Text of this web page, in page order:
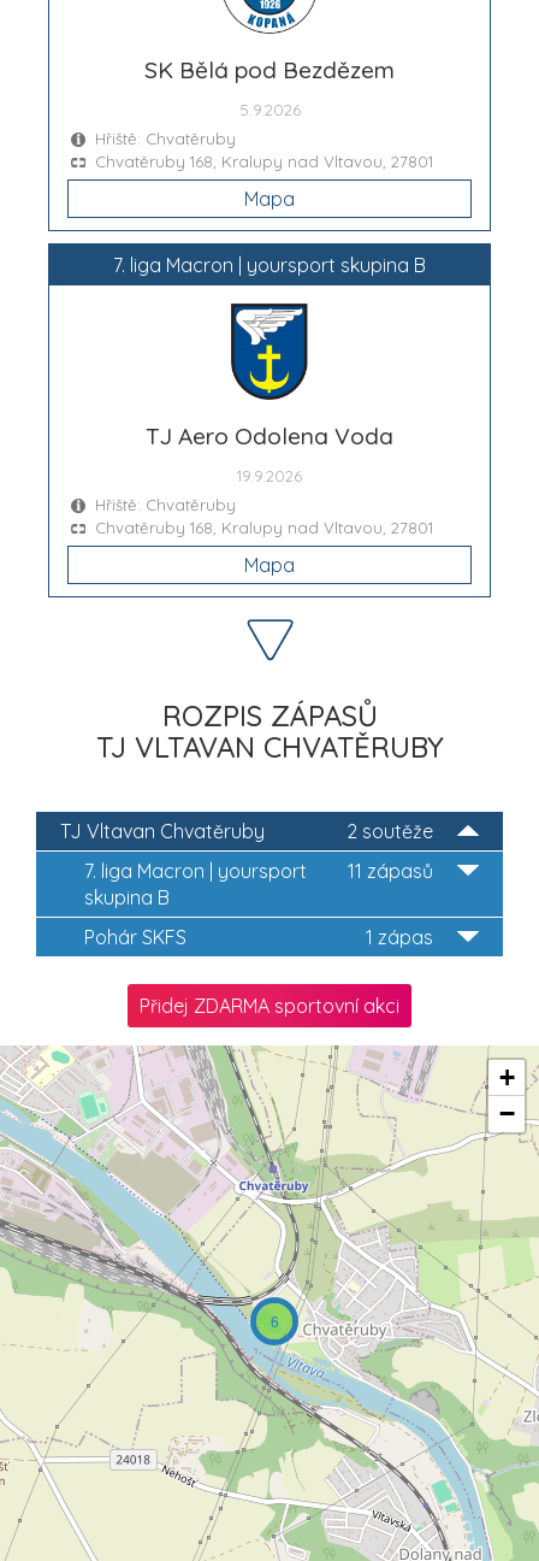
SK Bělá pod Bezdězem
5.9.2026
Hřiště: Chvatěruby
Chvatěruby 168, Kralupy nad Vltavou, 27801
Mapa
7. liga Macron | yoursport skupina B
TJ Aero Odolena Voda
19.9.2026
Hřiště: Chvatěruby
Chvatěruby 168, Kralupy nad Vltavou, 27801
Mapa
ROZPIS ZÁPASŮ
TJ VLTAVAN CHVATĚRUBY
2 soutěže
TJ Vltavan Chvatěruby
11 zápasů
7. liga Macron | yoursport
skupina B
1 zápas
Pohár SKFS
Přidej ZDARMA sportovní akci
6
+
−